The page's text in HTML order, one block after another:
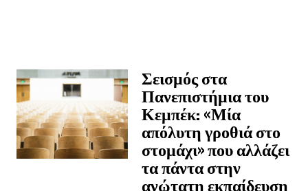
Σεισμός στα
Πανεπιστήμια του
Κεμπέκ: «Μία
απόλυτη γροθιά στο
στομάχι» που αλλάζει
τα πάντα στην
ανώτατη εκπαίδευση